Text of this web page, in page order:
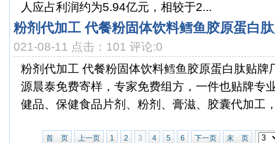
人应占利润约为5.94亿元，相较于2...
粉剂代加工 代餐粉固体饮料鳕鱼胶原蛋白
021-08-11 点击：101 评论:0
粉剂代加工 代餐粉固体饮料鳕鱼胶原蛋白肽贴牌
源晨泰免费寄样，专家免费组方，一件也贴牌专
健品、保健食品片剂、粉剂、膏滋、胶囊代加工
首 页 上一页 1 2 3 4 5 6 下一页 末 页